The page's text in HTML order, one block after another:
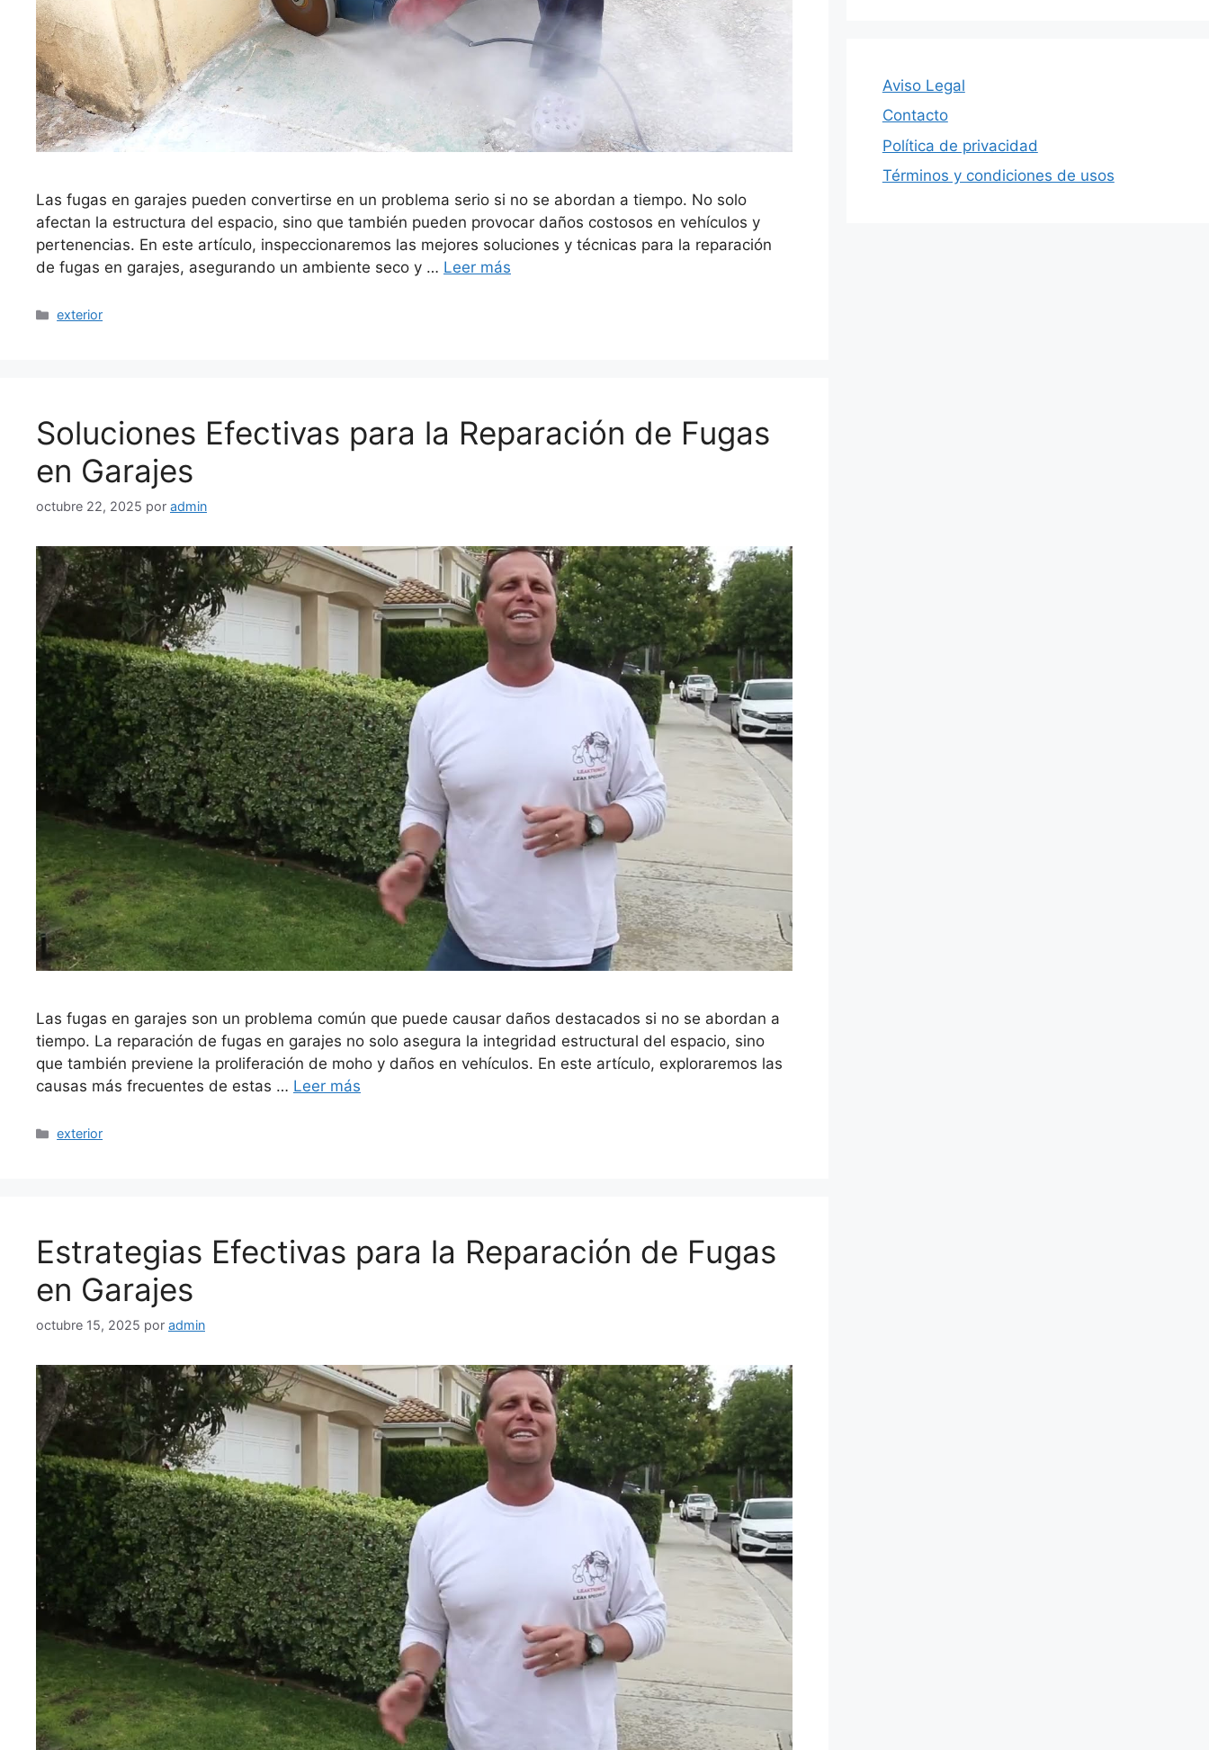
Las fugas en garajes pueden convertirse en un problema serio si no se abordan a tiempo. No solo
afectan la estructura del espacio, sino que también pueden provocar daños costosos en vehículos y
pertenencias. En este artículo, inspeccionaremos las mejores soluciones y técnicas para la reparación
de fugas en garajes, asegurando un ambiente seco y … Leer más
Categorías
exterior
Soluciones Efectivas para la Reparación de Fugas
en Garajes
octubre 22, 2025 por admin
Las fugas en garajes son un problema común que puede causar daños destacados si no se abordan a
tiempo. La reparación de fugas en garajes no solo asegura la integridad estructural del espacio, sino
que también previene la proliferación de moho y daños en vehículos. En este artículo, exploraremos las
causas más frecuentes de estas … Leer más
Categorías
exterior
Estrategias Efectivas para la Reparación de Fugas
en Garajes
octubre 15, 2025 por admin
Aviso Legal
Contacto
Política de privacidad
Términos y condiciones de usos